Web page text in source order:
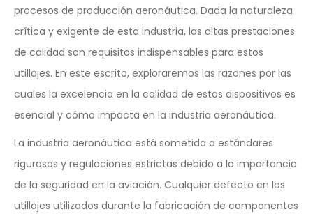
procesos de producción aeronáutica. Dada la naturaleza
crítica y exigente de esta industria, las altas prestaciones
de calidad son requisitos indispensables para estos
utillajes. En este escrito, exploraremos las razones por las
cuales la excelencia en la calidad de estos dispositivos es
esencial y cómo impacta en la industria aeronáutica.
La industria aeronáutica está sometida a estándares
rigurosos y regulaciones estrictas debido a la importancia
de la seguridad en la aviación. Cualquier defecto en los
utillajes utilizados durante la fabricación de componentes